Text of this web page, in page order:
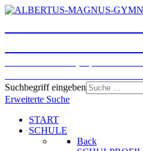
Suchbegriff eingeben
Erweiterte Suche
START
SCHULE
Back